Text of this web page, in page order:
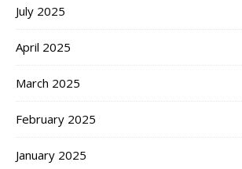
July 2025
April 2025
March 2025
February 2025
January 2025